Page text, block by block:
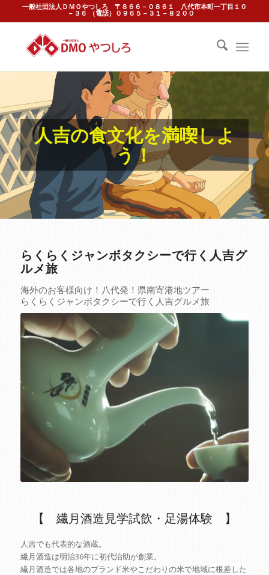
一般社団法人ＤＭＯやつしろ 〒８６６－０８６１ 八代市本町一丁目１０
－３６ （電話）０９６５－３１－８２００
人吉の食文化を満喫しよ
う！
らくらくジャンボタクシーで行く人吉グ
ルメ旅
海外のお客様向け！八代発！県南寄港地ツアー
らくらくジャンボタクシーで行く人吉グルメ旅
【 繊月酒造見学試飲・足湯体験 】
人吉でも代表的な酒蔵。
繊月酒造は明治36年に初代治助が創業。
繊月酒造では各地のブランド米やこだわりの米で地域に根差した